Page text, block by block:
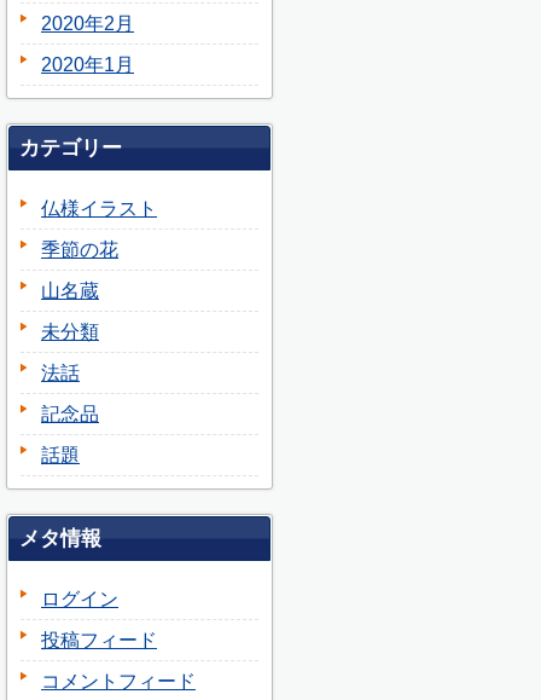
2020年2月
2020年1月
カテゴリー
仏様イラスト
季節の花
山名蔵
未分類
法話
記念品
話題
メタ情報
ログイン
投稿フィード
コメントフィード